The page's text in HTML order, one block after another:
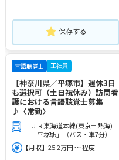
保存する
言語聴覚士 正社員
【神奈川県／平塚市】週休3日
も選択可（土日祝休み）訪問看
護における言語聴覚士募集
♪〈常勤〉
ＪＲ東海道本線(東京－熱海)
「平塚駅」（バス・車7分）
【月収】25.2万円 ～ 程度